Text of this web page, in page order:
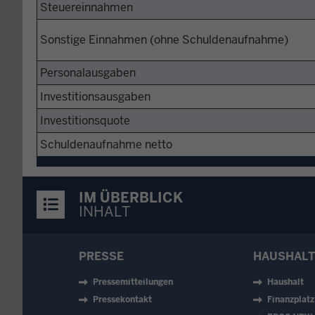
Steuereinnahmen
Sonstige Einnahmen (ohne Schuldenaufnahme)
Personalausgaben
Investitionsausgaben
Investitionsquote
Schuldenaufnahme netto
IM ÜBERBLICK
INHALT
PRESSE
Pressemitteilungen
Pressekontakt
Haushalt
Finanzplatz